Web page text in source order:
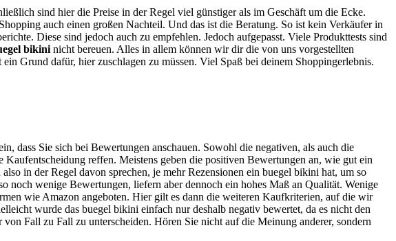
sind hier die Preise in der Regel viel günstiger als im Geschäft um die Ecke.
auch einen großen Nachteil. Und das ist die Beratung. So ist kein Verkäufer in
Diese sind jedoch auch zu empfehlen. Jedoch aufgepasst. Viele Produkttests sind
bikini nicht bereuen. Alles in allem können wir dir die von uns vorgestellten
Grund dafür, hier zuschlagen zu müssen. Viel Spaß bei deinem Shoppingerlebnis.
dass Sie sich bei Bewertungen anschauen. Sowohl die negativen, als auch die
reffen. Meistens geben die positiven Bewertungen an, wie gut ein
in der Regel davon sprechen, je mehr Rezensionen ein buegel bikini hat, um so
noch wenige Bewertungen, liefern aber dennoch ein hohes Maß an Qualität. Wenige
wie Amazon angeboten. Hier gilt es dann die weiteren Kaufkriterien, auf die wir
wurde das buegel bikini einfach nur deshalb negativ bewertet, da es nicht den
Fall zu Fall zu unterscheiden. Hören Sie nicht auf die Meinung anderer, sondern